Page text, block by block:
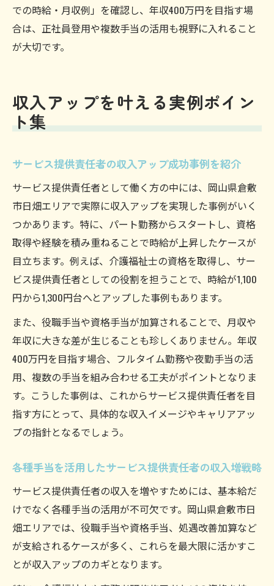
での時給・月収例」を確認し、年収400万円を目指す場
合は、正社員登用や複数手当の活用も視野に入れること
が大切です。
収入アップを叶える実例ポイン
ト集
サービス提供責任者の収入アップ成功事例を紹介
サービス提供責任者として働く方の中には、岡山県倉敷
市日畑エリアで実際に収入アップを実現した事例がいく
つかあります。特に、パート勤務からスタートし、資格
取得や経験を積み重ねることで時給が上昇したケースが
目立ちます。例えば、介護福祉士の資格を取得し、サー
ビス提供責任者としての役割を担うことで、時給が1,100
円から1,300円台へとアップした事例もあります。
また、役職手当や資格手当が加算されることで、月収や
年収に大きな差が生じることも珍しくありません。年収
400万円を目指す場合、フルタイム勤務や夜勤手当の活
用、複数の手当を組み合わせる工夫がポイントとなりま
す。こうした事例は、これからサービス提供責任者を目
指す方にとって、具体的な収入イメージやキャリアアッ
プの指針となるでしょう。
各種手当を活用したサービス提供責任者の収入増戦略
サービス提供責任者の収入を増やすためには、基本給だ
けでなく各種手当の活用が不可欠です。岡山県倉敷市日
畑エリアでは、役職手当や資格手当、処遇改善加算など
が支給されるケースが多く、これらを最大限に活かすこ
とが収入アップのカギとなります。